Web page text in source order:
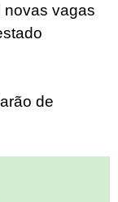
novas vagas
de